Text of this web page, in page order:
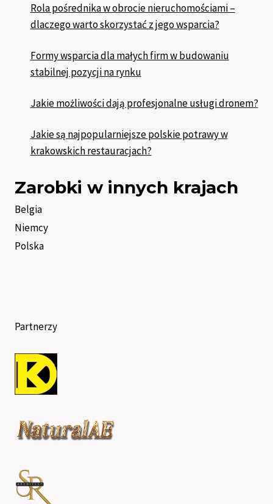
Rola pośrednika w obrocie nieruchomościami –
dlaczego warto skorzystać z jego wsparcia?
Formy wsparcia dla małych firm w budowaniu
stabilnej pozycji na rynku
Jakie możliwości dają profesjonalne usługi dronem?
Jakie są najpopularniejsze polskie potrawy w
krakowskich restauracjach?
Zarobki w innych krajach
Belgia
Niemcy
Polska
Partnerzy